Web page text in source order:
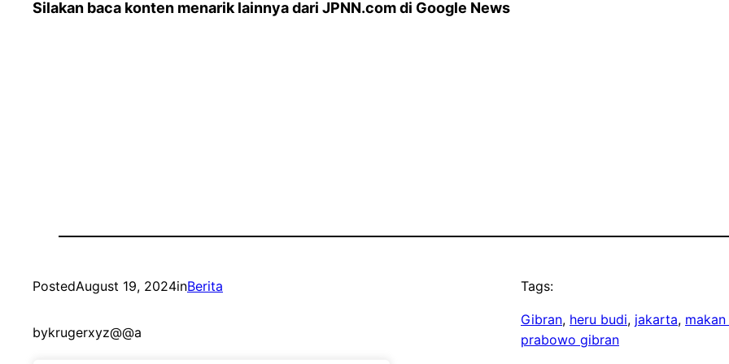
Silakan baca konten menarik lainnya dari JPNN.com di Google News
PostedAugust 19, 2024inBerita
bykrugerxyz@@a
Tags:
Gibran, heru budi, jakarta,
prabowo gibran